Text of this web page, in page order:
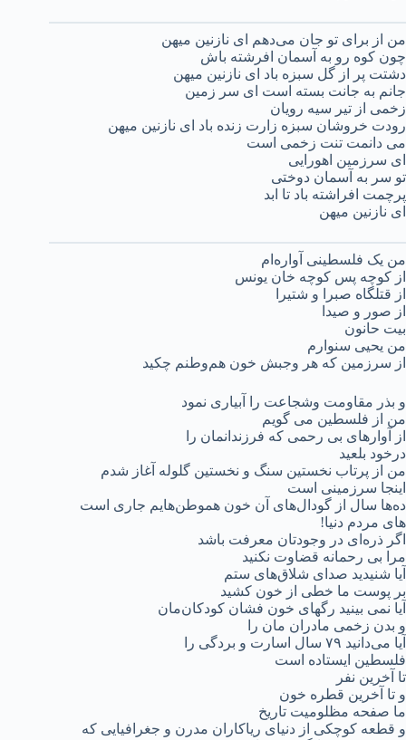
من از برای تو جان‌ می‌دهم ای نازنین میهن
چون کوه رو به آسمان افرشته باش
دشتت پر از گل سبزه باد ای نازنین میهن
جانم به جانت بسته است ای سر زمین
زخمی از تیر سیه رویان
رودت خروشان سبزه زارت زنده باد ای نازنین میهن
می دانمت تنت زخمی است‌
ای سرزمین اهورایی
تو سر به آسمان دوختی
پرچمت افراشته باد تا ابد
ای نازنین میهن
من یک فلسطینی آواره‌ام
از کوچه پس کوچه خان یونس
از قتلگاه صبرا و شتیرا
از صور و صیدا
بیت حانون
من یحیی سنوارم
از سرزمین که هر وجبش خون هم‌وطنم چکید
و بذر مقاومت وشجاعت را آبیاری نمود
من از فلسطین می گویم
از آوارهای بی رحمی که فرزندانمان را
درخود بلعید
من از پرتاب نخستین سنگ‌ و نخستین گلوله آغاز شدم
اینجا سرزمینی است
ده‌ها سال از گودال‌های آن خون هموطن‌هایم جاری است
های مردم دنیا!
اگر ذره‌ای در وجودتان معرفت باشد
مرا بی رحمانه قضاوت نکنید
آیا شنیدید صدای شلاق‌های ستم
بر پوست ما خطی از خون کشید
آیا نمی بینید رگهای خون فشان کودکان‌مان
و بدن زخمی مادران مان را
آیا می‌دانید ۷۹ سال اسارت و بردگی را
فلسطین ایستاده است
تا آخرین نفر
و تا آخرین قطره خون
ما صفحه مظلومیت تاریخ
و قطعه کوچکی از دنیای ریاکاران ‌مدرن و جغرافیایی که